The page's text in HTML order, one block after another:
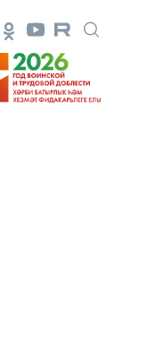
Поколение будущего